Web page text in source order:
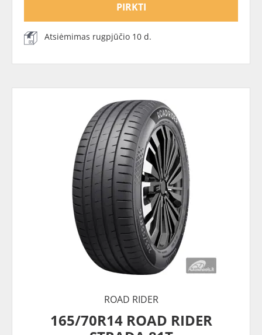
PIRKTI
Atsiėmimas rugpjūčio 10 d.
ROAD RIDER
165/70R14 ROAD RIDER